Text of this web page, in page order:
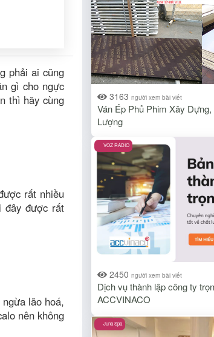
phải ai cũng
gì cho ngực
thì hãy cùng
rất nhiều
đây được rất
lão hoá,
nên không
3163 người xem bài viết
Ván Ép Phủ Phim Xây
Lượng
VOZ RADIO
2450 người xem bài viết
Dịch vụ thành lập công ty
ACCVINACO
Juna Spa